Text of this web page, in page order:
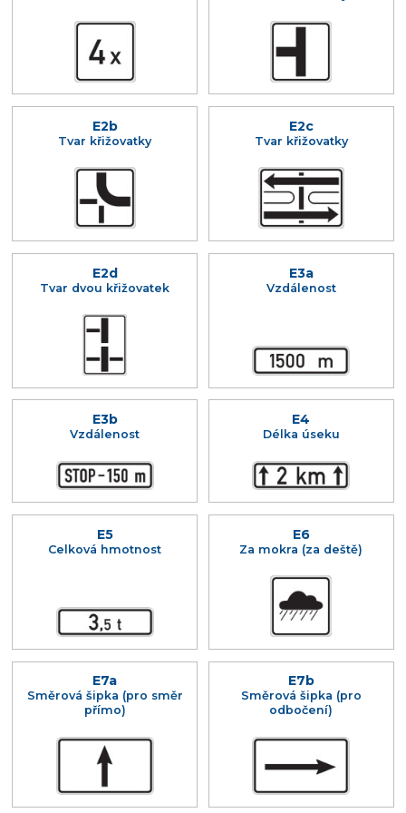
E2b
Tvar křižovatky
E2c
Tvar křižovatky
E2d
Tvar dvou křižovatek
E3a
Vzdálenost
E3b
Vzdálenost
E4
Délka úseku
E5
Celková hmotnost
E6
Za mokra (za deště)
E7a
Směrová šipka (pro směr
přímo)
E7b
Směrová šipka (pro
odbočení)